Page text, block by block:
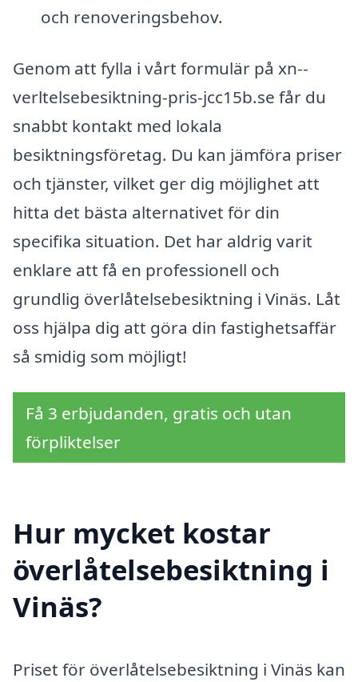
och renoveringsbehov.
Genom att fylla i vårt formulär på xn--
verltelsebesiktning-pris-jcc15b.se får du
snabbt kontakt med lokala
besiktningsföretag. Du kan jämföra priser
och tjänster, vilket ger dig möjlighet att
hitta det bästa alternativet för din
specifika situation. Det har aldrig varit
enklare att få en professionell och
grundlig överlåtelsebesiktning i Vinäs. Låt
oss hjälpa dig att göra din fastighetsaffär
så smidig som möjligt!
Få 3 erbjudanden, gratis och utan
förpliktelser
Hur mycket kostar
överlåtelsebesiktning i
Vinäs?
Priset för överlåtelsebesiktning i Vinäs kan